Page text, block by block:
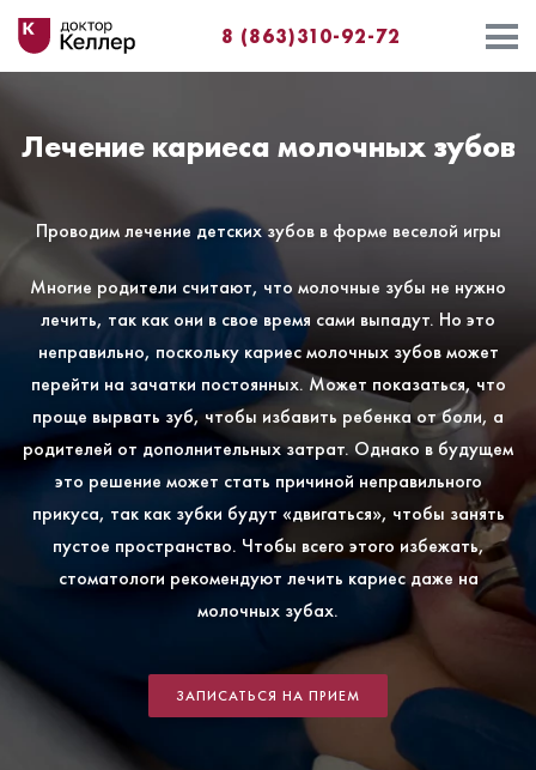
8 (863)310-92-72
Лечение кариеса молочных зубов
Проводим лечение детских зубов в форме веселой игры
Многие родители считают, что молочные зубы не нужно
лечить, так как они в свое время сами выпадут. Но это
неправильно, поскольку кариес молочных зубов может
перейти на зачатки постоянных. Может показаться, что
проще вырвать зуб, чтобы избавить ребенка от боли, а
родителей от дополнительных затрат. Однако в будущем
это решение может стать причиной неправильного
прикуса, так как зубки будут «двигаться», чтобы занять
пустое пространство. Чтобы всего этого избежать,
стоматологи рекомендуют лечить кариес даже на
молочных зубах.
ЗАПИСАТЬСЯ НА ПРИЕМ